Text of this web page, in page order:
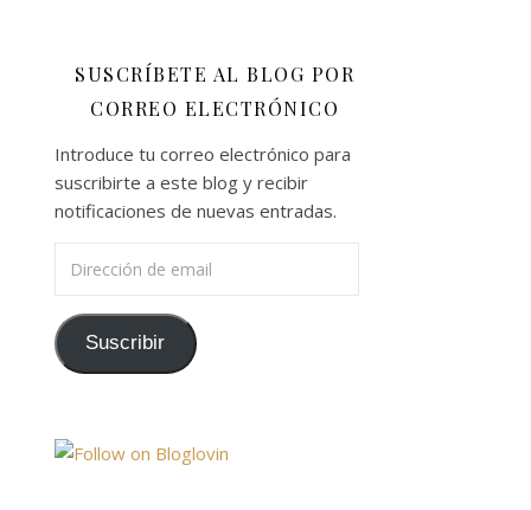
SUSCRÍBETE AL BLOG POR
CORREO ELECTRÓNICO
Introduce tu correo electrónico para
suscribirte a este blog y recibir
notificaciones de nuevas entradas.
Suscribir